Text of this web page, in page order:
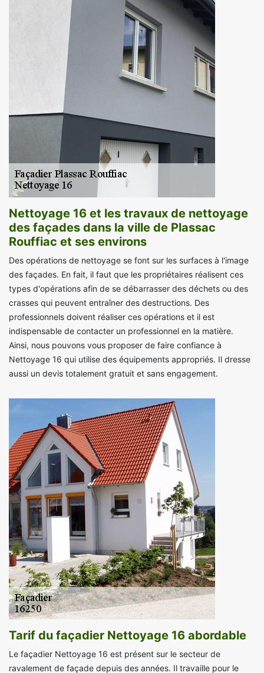
Nettoyage 16 et les travaux de nettoyage
des façades dans la ville de Plassac
Rouffiac et ses environs
Des opérations de nettoyage se font sur les surfaces à l'image
des façades. En fait, il faut que les propriétaires réalisent ces
types d'opérations afin de se débarrasser des déchets ou des
crasses qui peuvent entraîner des destructions. Des
professionnels doivent réaliser ces opérations et il est
indispensable de contacter un professionnel en la matière.
Ainsi, nous pouvons vous proposer de faire confiance à
Nettoyage 16 qui utilise des équipements appropriés. Il dresse
aussi un devis totalement gratuit et sans engagement.
Tarif du façadier Nettoyage 16 abordable
Le façadier Nettoyage 16 est présent sur le secteur de
ravalement de façade depuis des années. Il travaille pour le